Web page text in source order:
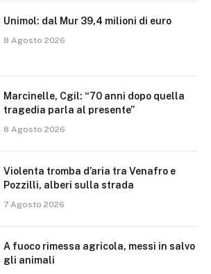
Unimol: dal Mur 39,4 milioni di euro
8 Agosto 2026
Marcinelle, Cgil: “70 anni dopo quella
tragedia parla al presente”
8 Agosto 2026
Violenta tromba d’aria tra Venafro e
Pozzilli, alberi sulla strada
7 Agosto 2026
A fuoco rimessa agricola, messi in salvo
gli animali